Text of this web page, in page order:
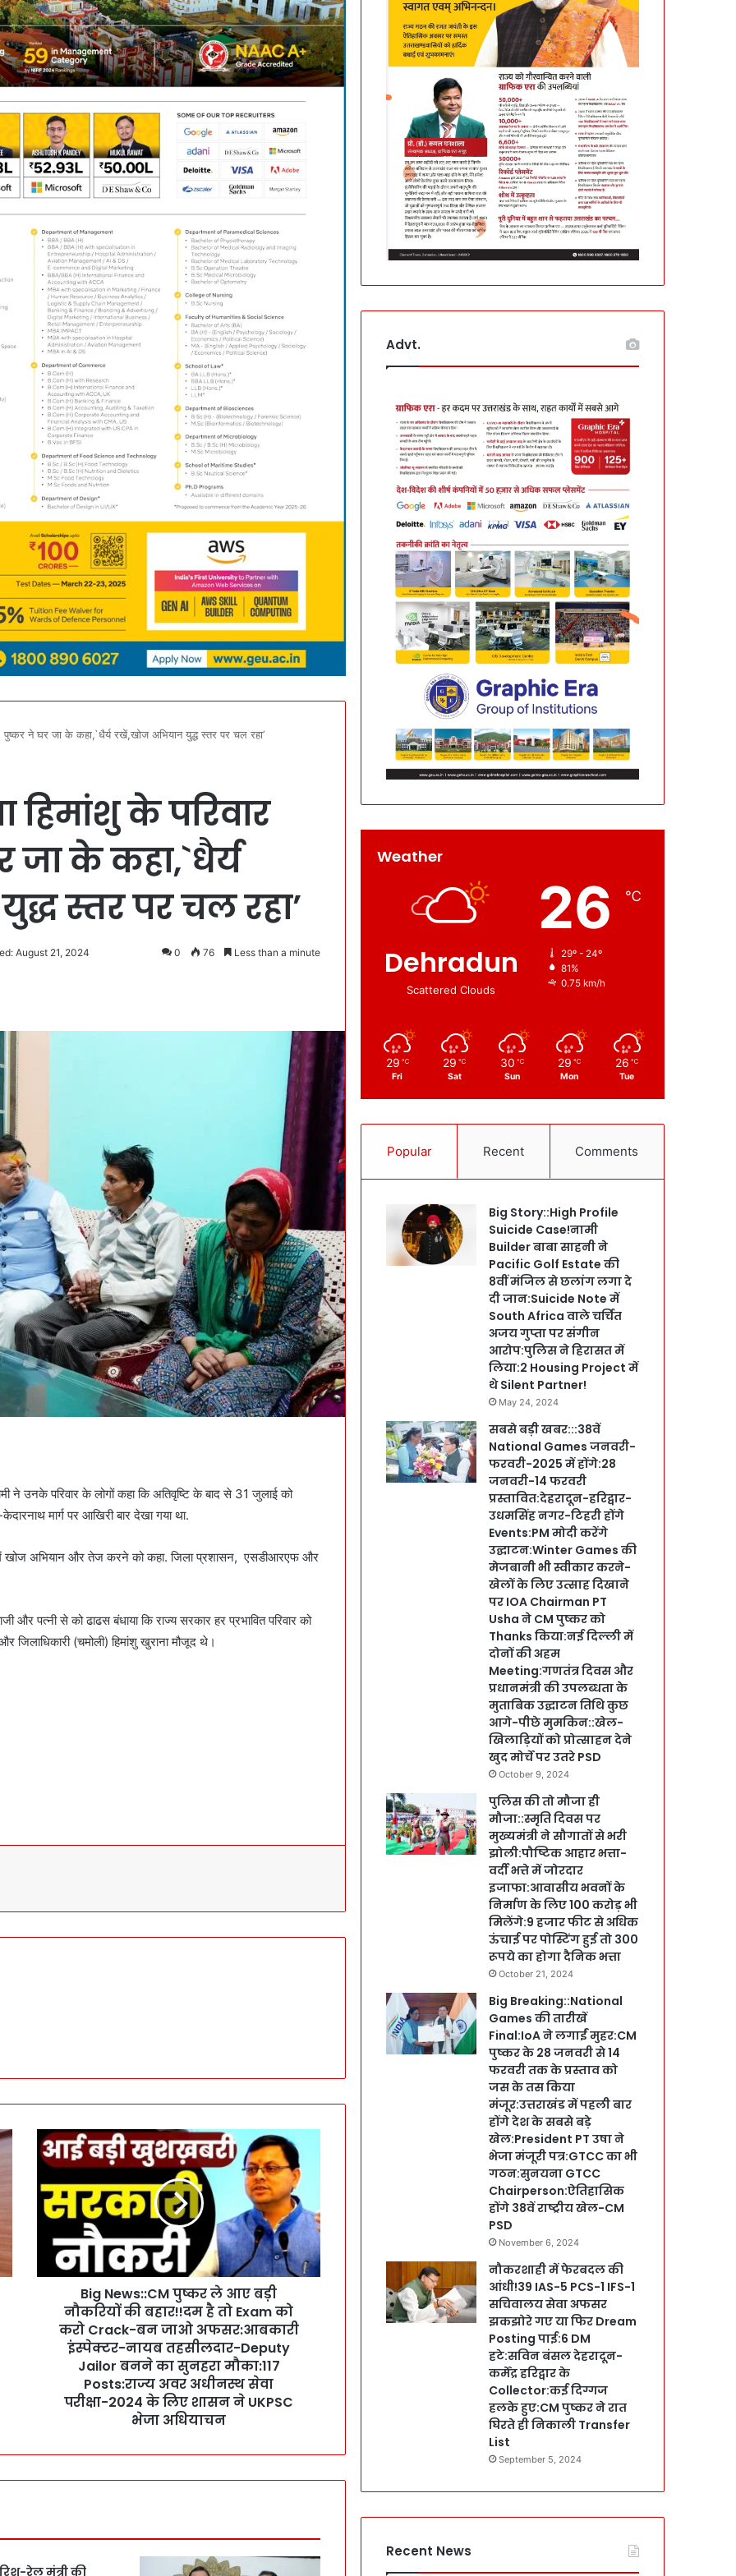
ने घर जा के कहा,`धैर्य रखें,खोज अभियान युद्ध स्तर पर चल रहा’
हिमांशु के परिवार
जा के कहा,`धैर्य
स्तर पर चल रहा’
August 21, 2024 0 76 Less than a minute
ने उनके परिवार के लोगों कहा कि अतिवृष्टि के बाद से 31 जुलाई को
मार्ग पर आखिरी बार देखा गया था.
में खोज अभियान और तेज करने को कहा. जिला प्रशासन, एसडीआरएफ और
और पत्नी से को ढाढस बंधाया कि राज्य सरकार हर प्रभावित परिवार को
जिलाधिकारी (चमोली) हिमांशु खुराना मौजूद थे।
B
N
:
क
हा
Big News::CM पुष्कर ले आए बड़ी
नौकरियों की बहार!!दम है तो Exam को
करो Crack-बन जाओ अफसर:आबकारी
इंस्पेक्टर-नायब तहसीलदार-Deputy
Jailor बनने का सुनहरा मौका:117
Posts:राज्य अवर अधीनस्थ सेवा
परीक्षा-2024 के लिए शासन ने UKPSC
भेजा अधियाचन
रेल मंत्री की
Advt.
Weather
Dehradun
Scattered Clouds
26 ℃
29º - 24º
81%
0.75 km/h
29 ℃
Fri
29 ℃
Sat
30 ℃
Sun
29 ℃
Mon
26 ℃
Tue
Popular Recent Comments
Big Story::High Profile
Suicide Case!नामी
Builder बाबा साहनी ने
Pacific Golf Estate की
8वीं मंजिल से छलांग लगा दे
दी जान:Suicide Note में
South Africa वाले चर्चित
अजय गुप्ता पर संगीन
आरोप:पुलिस ने हिरासत में
लिया:2 Housing Project में
थे Silent Partner!
May 24, 2024
सबसे बड़ी खबर:::38वें
National Games जनवरी-
फरवरी-2025 में होंगे:28
जनवरी-14 फरवरी
प्रस्तावित:देहरादून-हरिद्वार-
उधमसिंह नगर-टिहरी होंगे
Events:PM मोदी करेंगे
उद्घाटन:Winter Games की
मेजबानी भी स्वीकार करने-
खेलों के लिए उत्साह दिखाने
पर IOA Chairman PT
Usha ने CM पुष्कर को
Thanks किया:नई दिल्ली में
दोनों की अहम
Meeting:गणतंत्र दिवस और
प्रधानमंत्री की उपलब्धता के
मुताबिक उद्घाटन तिथि कुछ
आगे-पीछे मुमकिन::खेल-
खिलाड़ियों को प्रोत्साहन देने
खुद मोर्चे पर उतरे PSD
October 9, 2024
पुलिस की तो मौजा ही
मौजा::स्मृति दिवस पर
मुख्यमंत्री ने सौगातों से भरी
झोली:पौष्टिक आहार भत्ता-
वर्दी भत्ते में जोरदार
इजाफा:आवासीय भवनों के
निर्माण के लिए 100 करोड़ भी
मिलेंगे:9 हजार फीट से अधिक
ऊंचाई पर पोस्टिंग हुई तो 300
रूपये का होगा दैनिक भत्ता
October 21, 2024
Big Breaking::National
Games की तारीखें
Final:IoA ने लगाईं मुहर:CM
पुष्कर के 28 जनवरी से 14
फरवरी तक के प्रस्ताव को
जस के तस किया
मंजूर:उत्तराखंड में पहली बार
होंगे देश के सबसे बड़े
खेल:President PT उषा ने
भेजा मंजूरी पत्र:GTCC का भी
गठन:सुनयना GTCC
Chairperson:ऐतिहासिक
होंगे 38वें राष्ट्रीय खेल-CM
PSD
November 6, 2024
नौकरशाही में फेरबदल की
आंधी!39 IAS-5 PCS-1 IFS-1
सचिवालय सेवा अफसर
झकझोरे गए या फिर Dream
Posting पाई:6 DM
हटे:सविन बंसल देहरादून-
कर्मेंद्र हरिद्वार के
Collector:कई दिग्गज
हलके हुए:CM पुष्कर ने रात
घिरते ही निकाली Transfer
List
September 5, 2024
Recent News